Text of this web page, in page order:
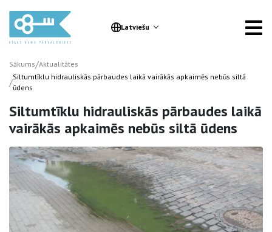
Latviešu
Sākums/Aktualitātes
/Siltumtīklu hidrauliskās pārbaudes laikā vairākās apkaimēs nebūs siltā
ūdens
Siltumtīklu hidrauliskās pārbaudes laikā
vairākās apkaimēs nebūs siltā ūdens